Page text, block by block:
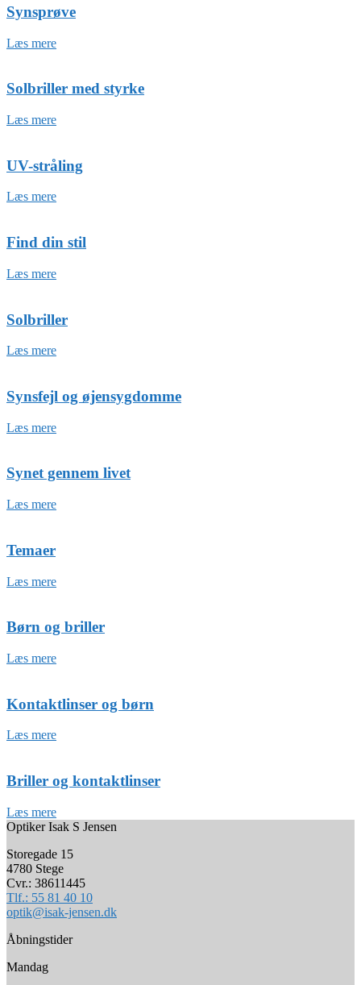
Synsprøve
Læs mere
Solbriller med styrke
Læs mere
UV-stråling
Læs mere
Find din stil
Læs mere
Solbriller
Læs mere
Synsfejl og øjensygdomme
Læs mere
Synet gennem livet
Læs mere
Temaer
Læs mere
Børn og briller
Læs mere
Kontaktlinser og børn
Læs mere
Briller og kontaktlinser
Læs mere
Optiker Isak S Jensen
Storegade 15
4780 Stege
Cvr.: 38611445
Tlf.: 55 81 40 10
optik@isak-jensen.dk
Åbningstider
Mandag